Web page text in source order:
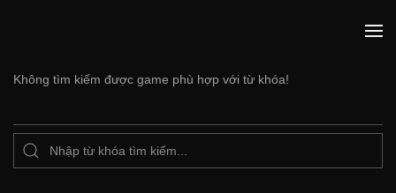
Không tìm kiếm được game phù hợp với từ khóa!